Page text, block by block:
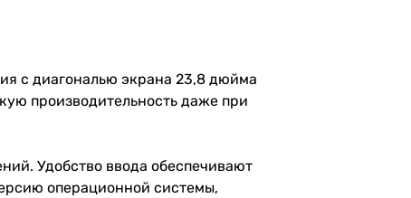
с диагональю экрана 23,8 дюйма
производительность даже при
Удобство ввода обеспечивают
операционной системы,